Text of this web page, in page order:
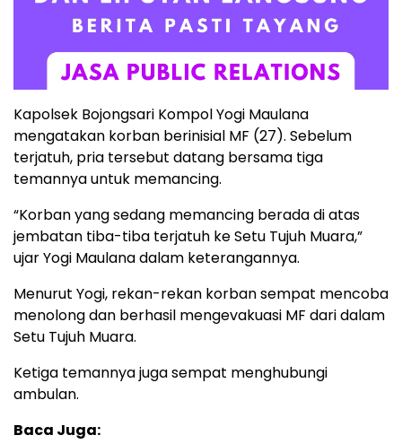
Kapolsek Bojongsari Kompol Yogi Maulana
mengatakan korban berinisial MF (27). Sebelum
terjatuh, pria tersebut datang bersama tiga
temannya untuk memancing.
“Korban yang sedang memancing berada di atas
jembatan tiba-tiba terjatuh ke Setu Tujuh Muara,”
ujar Yogi Maulana dalam keterangannya.
Menurut Yogi, rekan-rekan korban sempat mencoba
menolong dan berhasil mengevakuasi MF dari dalam
Setu Tujuh Muara.
Ketiga temannya juga sempat menghubungi
ambulan.
Baca Juga: